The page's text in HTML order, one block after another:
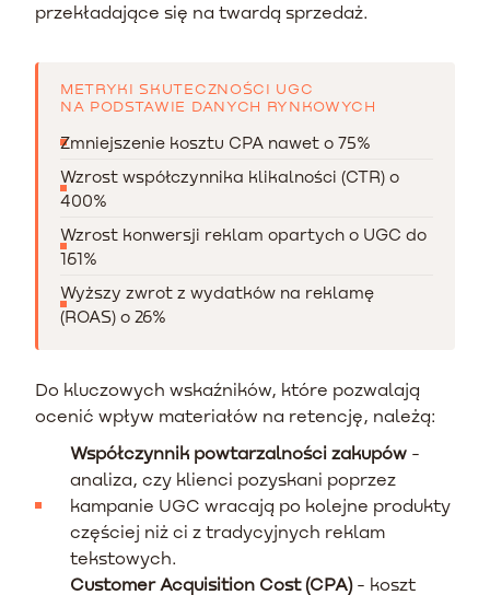
przekładające się na twardą sprzedaż.
METRYKI SKUTECZNOŚCI UGC
NA PODSTAWIE DANYCH RYNKOWYCH
Zmniejszenie kosztu CPA nawet o 75%
Wzrost współczynnika klikalności (CTR) o
400%
Wzrost konwersji reklam opartych o UGC do
161%
Wyższy zwrot z wydatków na reklamę
(ROAS) o 26%
Do kluczowych wskaźników, które pozwalają
ocenić wpływ materiałów na retencję, należą:
Współczynnik powtarzalności zakupów -
analiza, czy klienci pozyskani poprzez
kampanie UGC wracają po kolejne produkty
częściej niż ci z tradycyjnych reklam
tekstowych.
Customer Acquisition Cost (CPA)- koszt